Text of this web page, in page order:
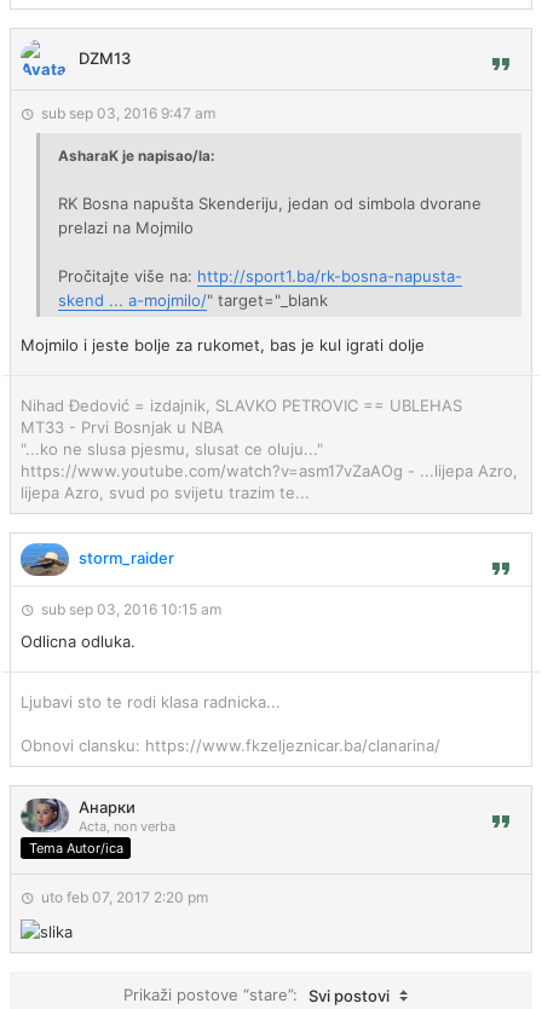
DZM13
sub sep 03, 2016 9:47 am
AsharaK je napisao/la:
RK Bosna napušta Skenderiju, jedan od simbola dvorane
prelazi na Mojmilo
Pročitajte više na: http://sport1.ba/rk-bosna-napusta-
skend ... a-mojmilo/" target="_blank
Mojmilo i jeste bolje za rukomet, bas je kul igrati dolje
Nihad Đedović = izdajnik, SLAVKO PETROVIC == UBLEHAS
MT33 - Prvi Bosnjak u NBA
"...ko ne slusa pjesmu, slusat ce oluju..."
https://www.youtube.com/watch?v=asm17vZaAOg - ...lijepa Azro,
lijepa Azro, svud po svijetu trazim te...
storm_raider
sub sep 03, 2016 10:15 am
Odlicna odluka.
Ljubavi sto te rodi klasa radnicka...
Obnovi clansku: https://www.fkzeljeznicar.ba/clanarina/
Анарки
Acta, non verba
Tema Autor/ica
uto feb 07, 2017 2:20 pm
Prikaži postove “stare”: Svi postovi